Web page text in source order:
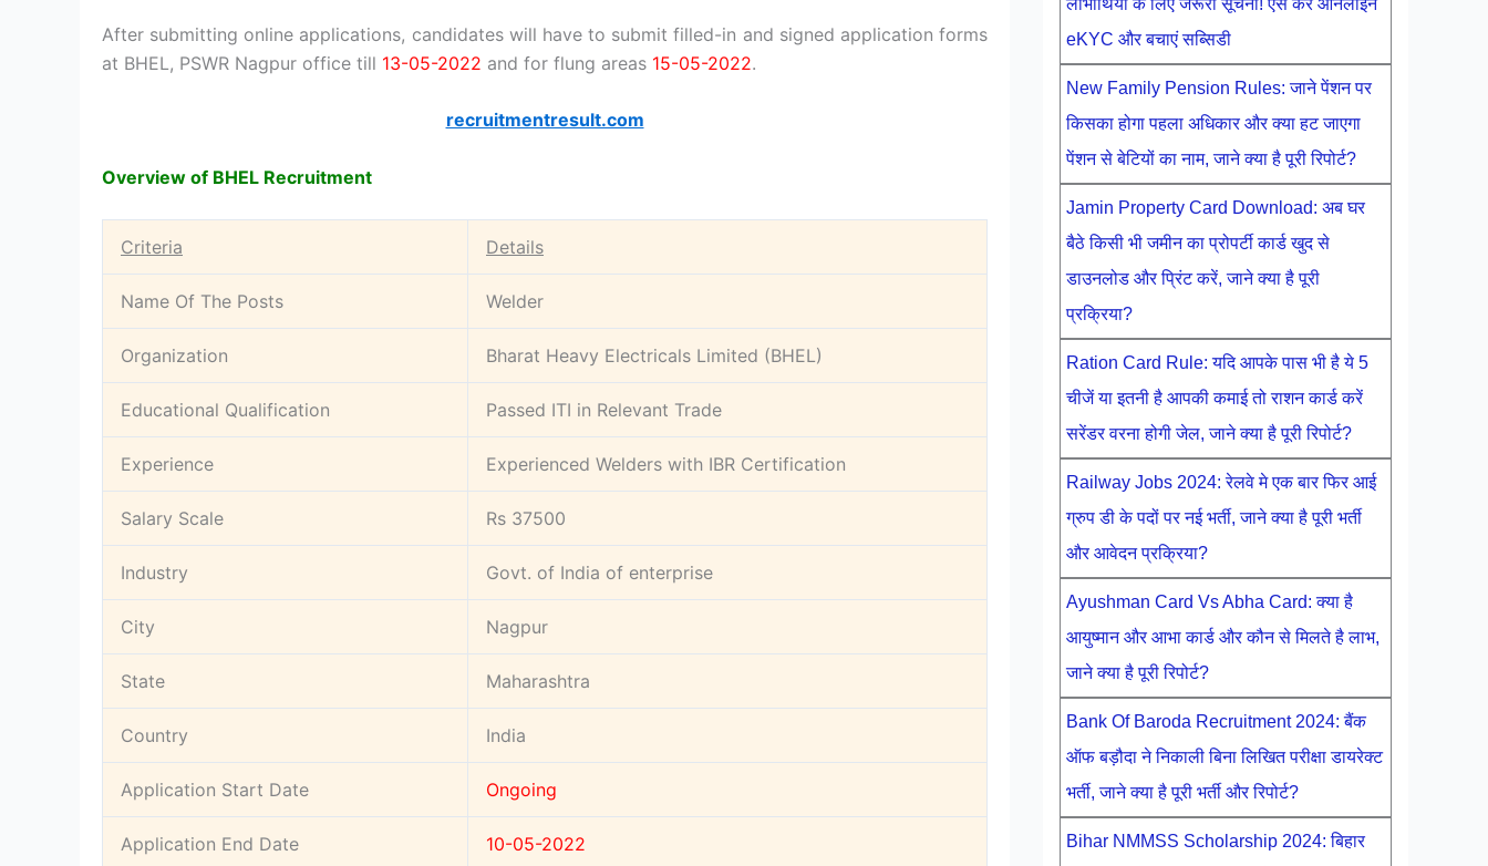
After submitting online applications, candidates will have to submit filled-in and signed application forms
at BHEL, PSWR Nagpur office till 13-05-2022 and for flung areas 15-05-2022.
recruitmentresult.com
Overview of BHEL Recruitment
Criteria Details
Name Of The Posts Welder
Organization Bharat Heavy Electricals Limited (BHEL)
Educational Qualification Passed ITI in Relevant Trade
Experience Experienced Welders with IBR Certification
Salary Scale Rs 37500
Industry Govt. of India of enterprise
City Nagpur
State Maharashtra
Country India
Application Start Date Ongoing
Application End Date 10-05-2022
लाभार्थियों के लिए जरूरी सूचना! ऐसे करें ऑनलाइन
eKYC और बचाएं सब्सिडी
New Family Pension Rules: जाने पेंशन पर
किसका होगा पहला अधिकार और क्या हट जाएगा
पेंशन से बेटियों का नाम, जाने क्या है पूरी रिपोर्ट?
Jamin Property Card Download: अब घर
बैठे किसी भी जमीन का प्रोपर्टी कार्ड खुद से
डाउनलोड और प्रिंट करें, जाने क्या है पूरी
प्रक्रिया?
Ration Card Rule: यदि आपके पास भी है ये 5
चीजें या इतनी है आपकी कमाई तो राशन कार्ड करें
सरेंडर वरना होगी जेल, जाने क्या है पूरी रिपोर्ट?
Railway Jobs 2024: रेलवे मे एक बार फिर आई
ग्रुप डी के पदों पर नई भर्ती, जाने क्या है पूरी भर्ती
और आवेदन प्रक्रिया?
Ayushman Card Vs Abha Card: क्या है
आयुष्मान और आभा कार्ड और कौन से मिलते है लाभ,
जाने क्या है पूरी रिपोर्ट?
Bank Of Baroda Recruitment 2024: बैंक
ऑफ बड़ौदा ने निकाली बिना लिखित परीक्षा डायरेक्ट
भर्ती, जाने क्या है पूरी भर्ती और रिपोर्ट?
Bihar NMMSS Scholarship 2024: बिहार